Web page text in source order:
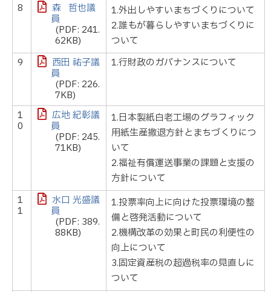
8
森 哲也議
員
(PDF: 241.
62KB)
1.外出しやすいまちづくりについて
2.誰もが暮らしやすいまちづくりに
ついて
9
西田 祐子議
員
(PDF: 226.
7KB)
1.行財政のガバナンスについて
1
0
広地 紀彰議
員
(PDF: 245.
71KB)
1.日本製紙白老工場のグラフィック
用紙生産撤退方針とまちづくりにつ
いて
2.福祉有償運送事業の課題と支援の
方針について
1
1
水口 光盛議
員
(PDF: 389.
88KB)
1.投票率向上に向けた投票環境の整
備と啓発活動について
2.機構改革の効果と町民の利便性の
向上について
3.固定資産税の超過税率の見直しに
ついて